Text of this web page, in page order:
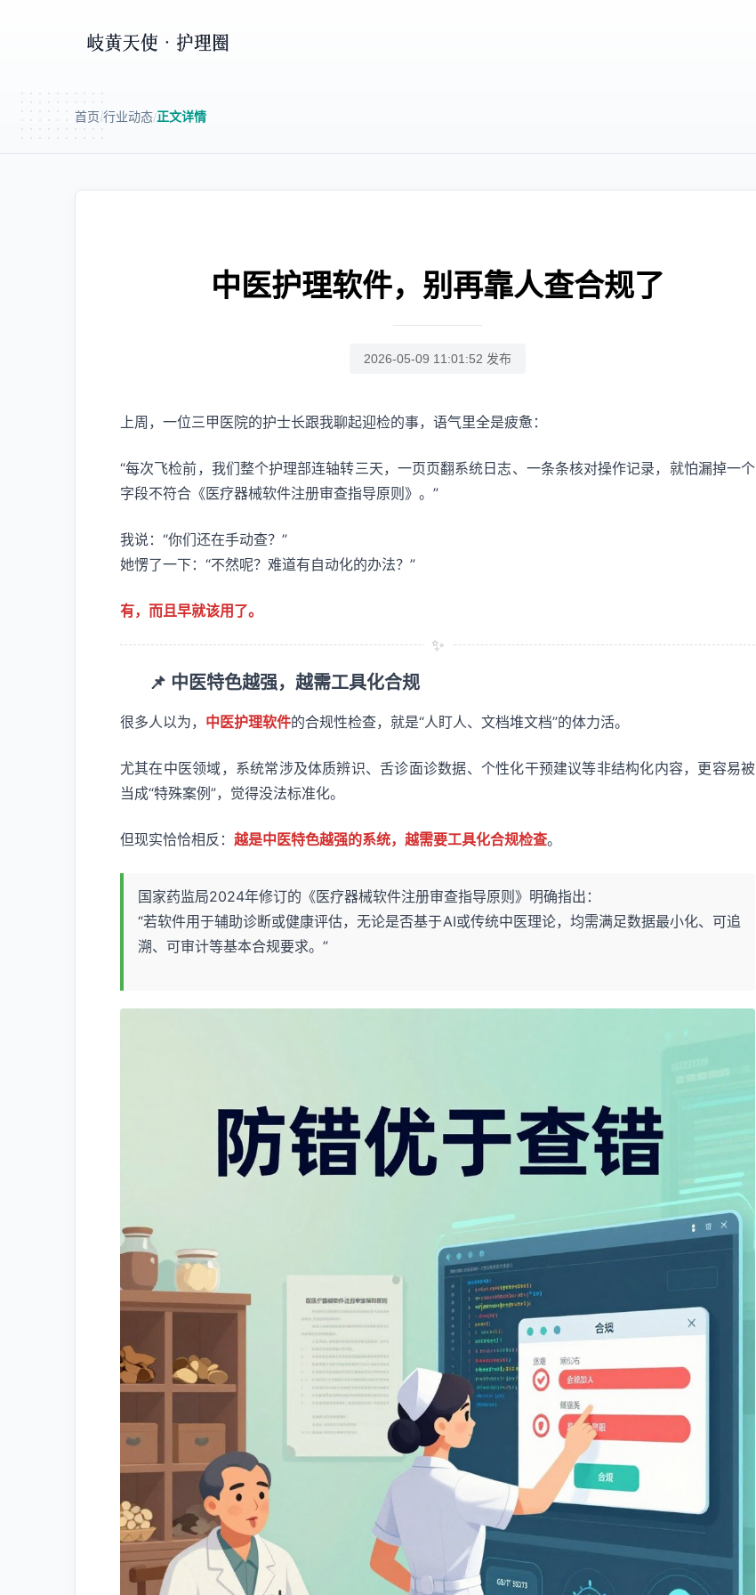
首页/行业动态/正文详情
中医护理软件，别再靠人查合规了
2026-05-09 11:01:52 发布
上周，一位三甲医院的护士长跟我聊起迎检的事，语气里全是疲惫：
“每次飞检前，我们整个护理部连轴转三天，一页页翻系统日志、一条条核对操作记录，就怕漏掉一个
字段不符合《医疗器械软件注册审查指导原则》。”
我说：“你们还在手动查？”
她愣了一下：“不然呢？难道有自动化的办法？”
有，而且早就该用了。
✨
📌 中医特色越强，越需工具化合规
很多人以为， 中医护理软件的合规性检查，就是“人盯人、文档堆文档”的体力活。
尤其在中医领域，系统常涉及体质辨识、舌诊面诊数据、个性化干预建议等非结构化内容，更容易被
当成“特殊案例”，觉得没法标准化。
但现实恰恰相反： 越是中医特色越强的系统，越需要工具化合规检查。
国家药监局2024年修订的《医疗器械软件注册审查指导原则》明确指出：
“若软件用于辅助诊断或健康评估，无论是否基于AI或传统中医理论，均需满足数据最小化、可追
溯、可审计等基本合规要求。”